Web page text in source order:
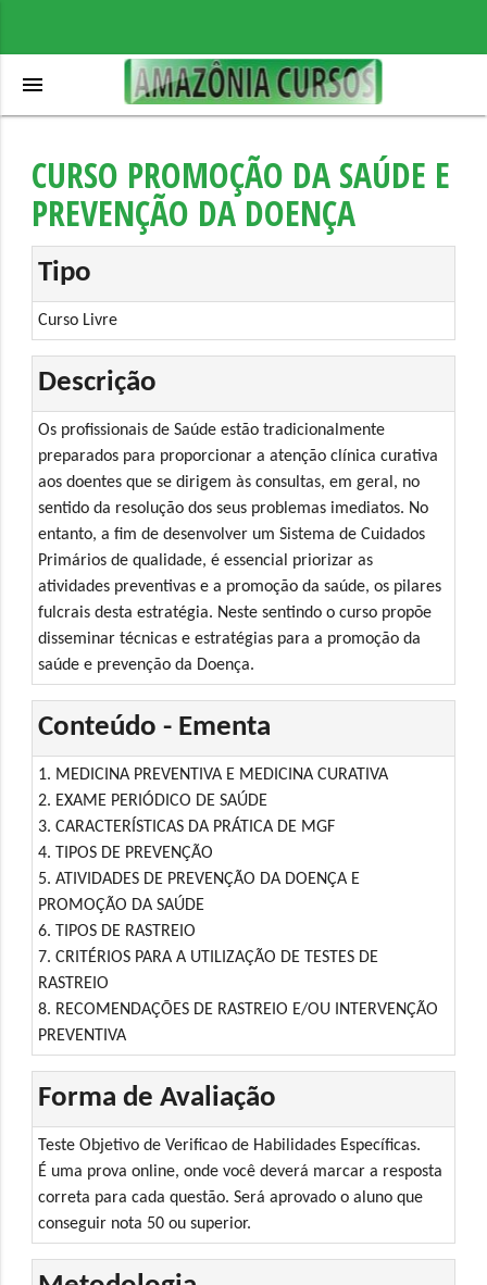
menu
CURSO PROMOÇÃO DA SAÚDE E
PREVENÇÃO DA DOENÇA
Tipo
Curso Livre
Descrição
Os profissionais de Saúde estão tradicionalmente
preparados para proporcionar a atenção clínica curativa
aos doentes que se dirigem às consultas, em geral, no
sentido da resolução dos seus problemas imediatos. No
entanto, a fim de desenvolver um Sistema de Cuidados
Primários de qualidade, é essencial priorizar as
atividades preventivas e a promoção da saúde, os pilares
fulcrais desta estratégia. Neste sentindo o curso propõe
disseminar técnicas e estratégias para a promoção da
saúde e prevenção da Doença.
Conteúdo - Ementa
1. MEDICINA PREVENTIVA E MEDICINA CURATIVA
2. EXAME PERIÓDICO DE SAÚDE
3. CARACTERÍSTICAS DA PRÁTICA DE MGF
4. TIPOS DE PREVENÇÃO
5. ATIVIDADES DE PREVENÇÃO DA DOENÇA E
PROMOÇÃO DA SAÚDE
6. TIPOS DE RASTREIO
7. CRITÉRIOS PARA A UTILIZAÇÃO DE TESTES DE
RASTREIO
8. RECOMENDAÇÕES DE RASTREIO E/OU INTERVENÇÃO
PREVENTIVA
Forma de Avaliação
Teste Objetivo de Verificao de Habilidades Específicas.
É uma prova online, onde você deverá marcar a resposta
correta para cada questão. Será aprovado o aluno que
conseguir nota 50 ou superior.